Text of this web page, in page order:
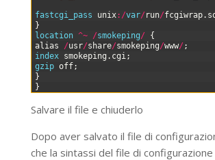
fastcgi_pass unix: /var/ run/fcgiwrap.
}
location ^~ /smokeping/
{
alias
/usr/share/smokeping/www/ ;
index smokeping . cgi;
gzip off;
}
}
Salvare il file e chiuderlo
Dopo aver salvato il file di
che la sintassi del file di configurazione